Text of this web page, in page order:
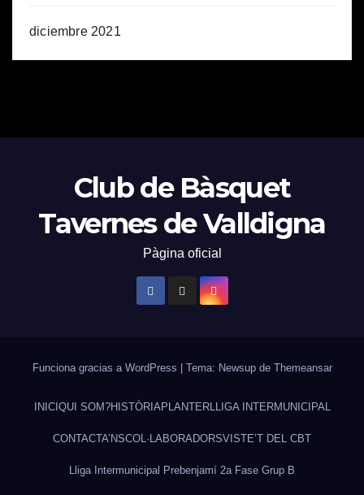
diciembre 2021
Club de Bàsquet
Tavernes de Valldigna
Pàgina oficial
Funciona gracias a WordPress Tema: Newsup de Themeansar
INICI QUI SOM?HISTÒRIAPLANTERLLIGA INTERMUNICIPAL
CONTACTA’NSCOL·LABORADORSVISTE’T DEL CBT
Lliga Intermunicipal Prebenjamí 2a Fase Grup B